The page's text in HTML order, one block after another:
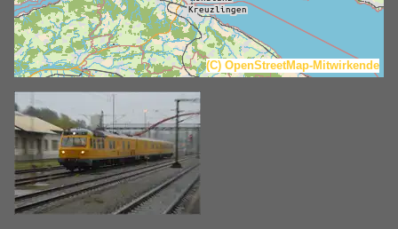
(C) OpenStreetMap-Mitwirkende